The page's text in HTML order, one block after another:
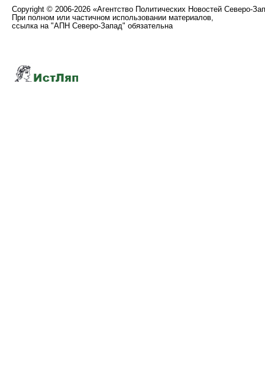
Copyright © 2006-2026 «Агентство Политических Новостей Северо-
При полном или частичном использовании материалов,
ссылка на "АПН Северо-Запад" обязательна